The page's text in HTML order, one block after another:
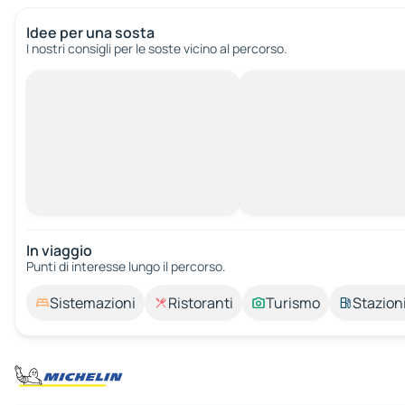
Idee per una sosta
I nostri consigli per le soste vicino al percorso.
In viaggio
Punti di interesse lungo il percorso.
Sistemazioni Ristoranti Turismo